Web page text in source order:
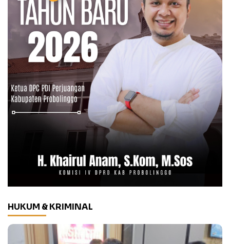
HUKUM & KRIMINAL